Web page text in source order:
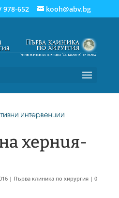
978-652 kooh@abv.bg
херния-
| Първа клиника по хирургия| 0